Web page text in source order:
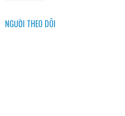
NGƯỜI THEO DÕI